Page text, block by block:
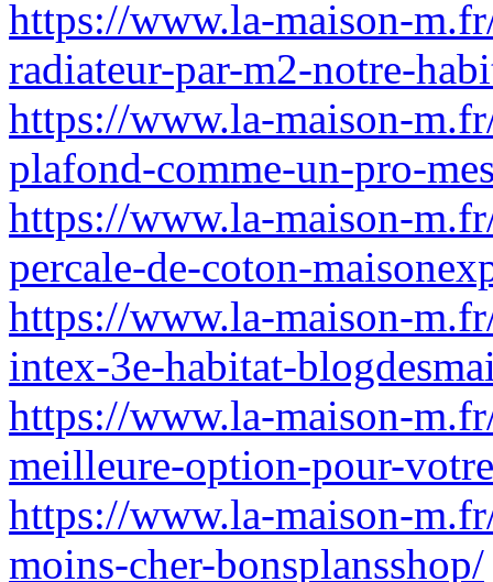
https://www.la-maison-
radiateur-par-m2-notre-
https://www.la-maison-
plafond-comme-un-pro-
https://www.la-maison-
percale-de-coton-
https://www.la-maison-
intex-3e-habitat-
https://www.la-maison-
meilleure-option-pour-
https://www.la-maison-
moins-cher-bonsplansshop/